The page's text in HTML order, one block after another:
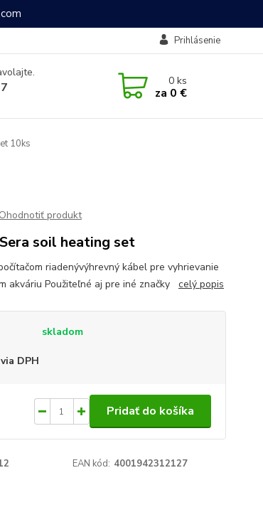
Prihlásenie
0ks
za 0 €
10ks
Ohodnotiť produkt
soil heating set
riadenývýhrevný kábel pre vyhrievanie
akváriu Použiteľné aj pre iné značky celý popis
skladom
DPH
Pridať do košíka
EAN kód: 4001942312127